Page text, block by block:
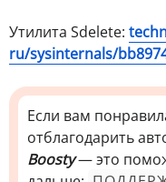
Утилита Sdelete:
ru/sysinternals/
Если вам
отблагодарить
Boosty— это